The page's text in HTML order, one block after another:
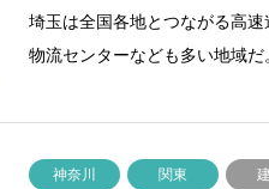
埼玉は全国各地とつながる高
物流センターなども多い地域
神奈川 関東